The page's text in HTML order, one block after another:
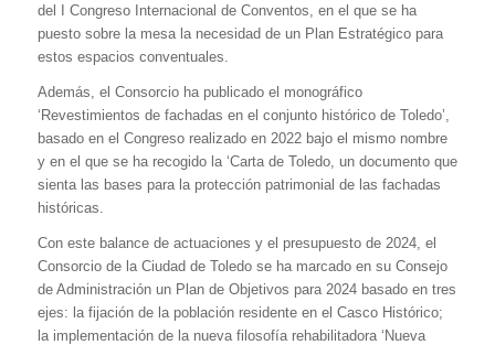
del I Congreso Internacional de Conventos, en el que se ha
puesto sobre la mesa la necesidad de un Plan Estratégico para
estos espacios conventuales.
Además, el Consorcio ha publicado el monográfico
‘Revestimientos de fachadas en el conjunto histórico de Toledo’,
basado en el Congreso realizado en 2022 bajo el mismo nombre
y en el que se ha recogido la ‘Carta de Toledo, un documento que
sienta las bases para la protección patrimonial de las fachadas
históricas.
Con este balance de actuaciones y el presupuesto de 2024, el
Consorcio de la Ciudad de Toledo se ha marcado en su Consejo
de Administración un Plan de Objetivos para 2024 basado en tres
ejes: la fijación de la población residente en el Casco Histórico;
la implementación de la nueva filosofía rehabilitadora ‘Nueva